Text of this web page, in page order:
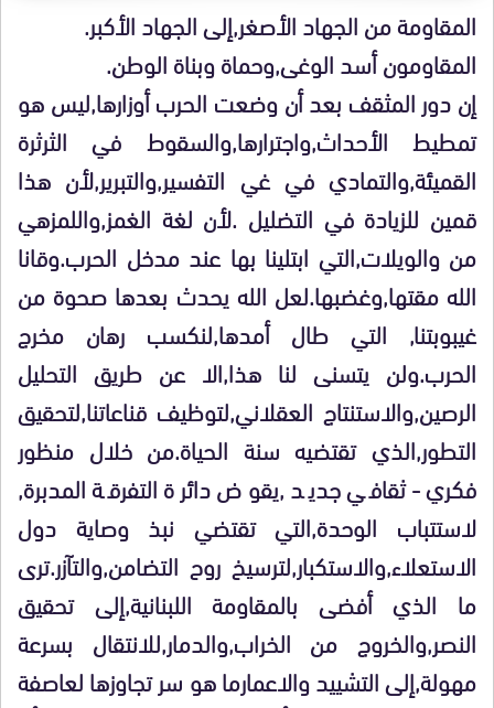
المقاومة من الجهاد الأصغر,إلى الجهاد الأكبر.
المقاومون أسد الوغى,وحماة وبناة الوطن.
إن دور المثقف بعد أن وضعت الحرب أوزارها,ليس هو
تمطيط الأحداث,واجترارها,والسقوط في الثرثرة
القميئة,والتمادي في غي التفسير,والتبرير,لأن هذا
قمين للزيادة في التضليل .لأن لغة الغمز,واللمزهي
من والويلات,التي ابتلينا بها عند مدخل الحرب.وقانا
الله مقتها,وغضبها.لعل الله يحدث بعدها صحوة من
غيبوبتنا, التي طال أمدها,لنكسب رهان مخرج
الحرب.ولن يتسنى لنا هذا,الا عن طريق التحليل
الرصين,والاستنتاج العقلاني,لتوظيف قناعاتنا,لتحقيق
التطور,الذي تقتضيه سنة الحياة.من خلال منظور
فكري- ثقافي جديد ,يقوض دائرة التفرقة المدبرة,
لاستتباب الوحدة,التي تقتضي نبذ وصاية دول
الاستعلاء,والاستكبار,لترسيخ روح التضامن,والتآزر.ترى
ما الذي أفضى بالمقاومة اللبنانية,إلى تحقيق
النصر,والخروج من الخراب,والدمار,للانتقال بسرعة
مهولة,إلى التشييد والاعمارما هو سر تجاوزها لعاصفة